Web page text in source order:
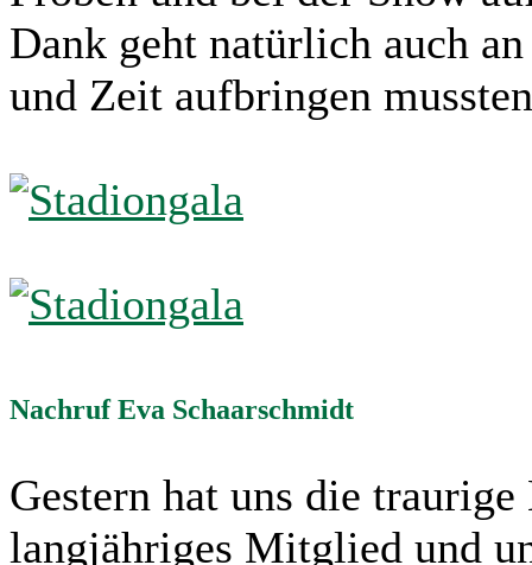
Dank geht natürlich auch
und Zeit aufbringen
Nachruf Eva Schaarschmidt
Gestern hat uns die
langjähriges Mitglied und